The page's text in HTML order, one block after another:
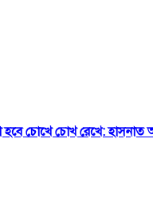
চোখে চোখ রেখে: হাসনাত